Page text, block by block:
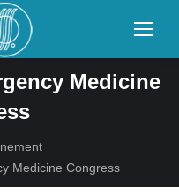
Medicine
Medicine Congress